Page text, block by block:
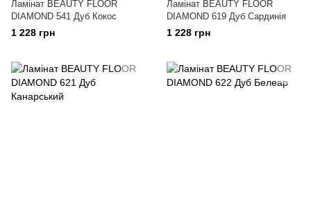
Ламінат BEAUTY FLOOR
DIAMOND 541 Дуб Кокос
1 228 грн
Ламінат BEAUTY FLOOR
DIAMOND 619 Дуб Сардинія
1 228 грн